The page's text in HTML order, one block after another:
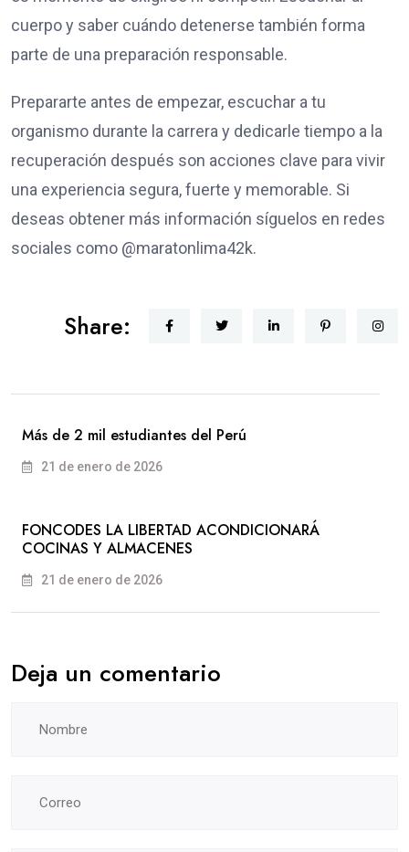
cuerpo y saber cuándo detenerse también forma
parte de una preparación responsable.
Prepararte antes de empezar, escuchar a tu
organismo durante la carrera y dedicarle tiempo a la
recuperación después son acciones clave para vivir
una experiencia segura, fuerte y memorable. Si
deseas obtener más información síguelos en redes
sociales como @maratonlima42k.
Share:
Más de 2 mil estudiantes del Perú
21 de enero de 2026
FONCODES LA LIBERTAD ACONDICIONARÁ
COCINAS Y ALMACENES
21 de enero de 2026
Deja un comentario